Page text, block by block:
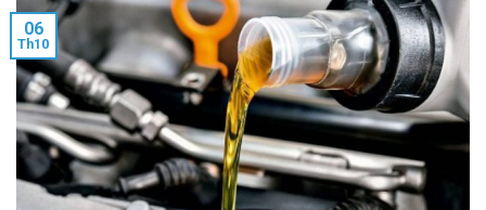
06
Th10